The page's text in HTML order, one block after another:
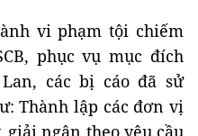
vi phạm tội chiếm
phục vụ mục đích
các bị cáo đã sử
Thành lập các đơn vị
giải ngân theo yêu cầu